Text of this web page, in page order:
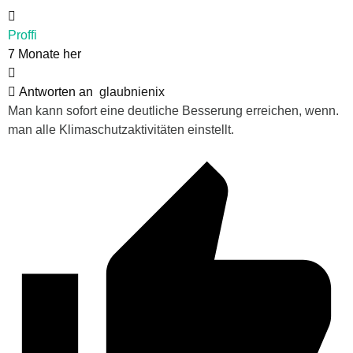
Proffi
7 Monate her
Antworten an glaubnienix
Man kann sofort eine deutliche Besserung erreichen, wenn.
man alle Klimaschutzaktivitäten einstellt.